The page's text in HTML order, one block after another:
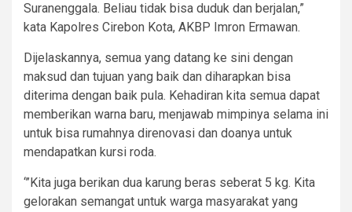
Suranenggala. Beliau tidak bisa duduk dan berjalan,”
kata Kapolres Cirebon Kota, AKBP Imron Ermawan.
Dijelaskannya, semua yang datang ke sini dengan
maksud dan tujuan yang baik dan diharapkan bisa
diterima dengan baik pula. Kehadiran kita semua dapat
memberikan warna baru, menjawab mimpinya selama ini
untuk bisa rumahnya direnovasi dan doanya untuk
mendapatkan kursi roda.
‘”Kita juga berikan dua karung beras seberat 5 kg. Kita
gelorakan semangat untuk warga masyarakat yang